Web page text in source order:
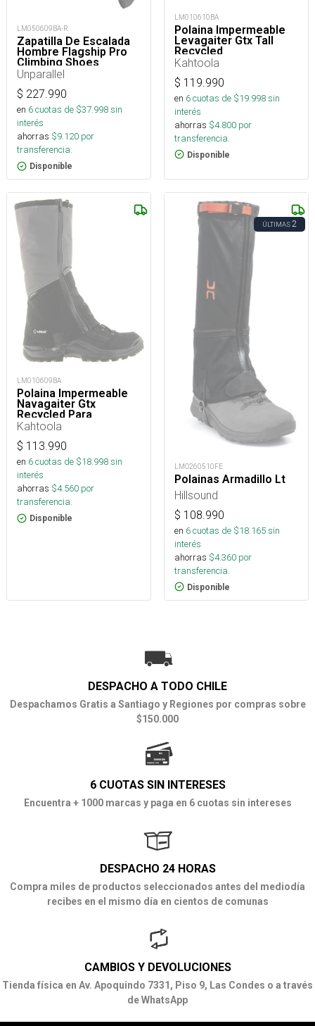
LM050609BA-R
Zapatilla De Escalada
Hombre Flagship Pro
Climbing Shoes
Unparallel
$ 227.990
en 6cuotas de $37.998sin
interés
ahorras $9.120 por
transferencia.
Disponible
LM010610BA
Polaina Impermeable
Levagaiter Gtx Tall
Recycled
Kahtoola
$ 119.990
en 6cuotas de $19.998sin
interés
ahorras $4.800 por
transferencia.
Disponible
LM010609BA
Polaina Impermeable
Navagaiter Gtx
Recycled Para
Trekking, Nieve Y
Kahtoola
$ 113.990
en 6cuotas de $18.998sin
interés
ahorras $4.560 por
transferencia.
Disponible
ÚLTIMAS2
LMO260510FE
Polainas Armadillo Lt
Hillsound
$ 108.990
en 6cuotas de $18.165sin
interés
ahorras $4.360 por
transferencia.
Disponible
DESPACHO A TODO CHILE
Despachamos Gratis a Santiago y Regiones por compras sobre
$150.000
6 CUOTAS SIN INTERESES
Encuentra + 1000 marcas y paga en 6 cuotas sin intereses
DESPACHO 24 HORAS
Compra miles de productos seleccionados antes del mediodía
recibes en el mismo día en cientos de comunas
CAMBIOS Y DEVOLUCIONES
Tienda física en Av. Apoquindo 7331, Piso 9, Las Condes o a través
de WhatsApp